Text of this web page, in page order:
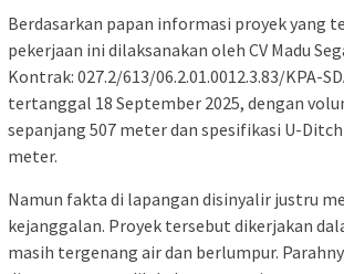
Berdasarkan papan informasi proyek yang
pekerjaan ini dilaksanakan oleh CV Madu
Kontrak: 027.2/613/06.2.01.0012.3.83/KPA-
tertanggal 18 September 2025, dengan
sepanjang 507 meter dan spesifikasi U-Ditch
meter.
Namun fakta di lapangan disinyalir justru
kejanggalan. Proyek tersebut dikerjakan
masih tergenang air dan berlumpur.